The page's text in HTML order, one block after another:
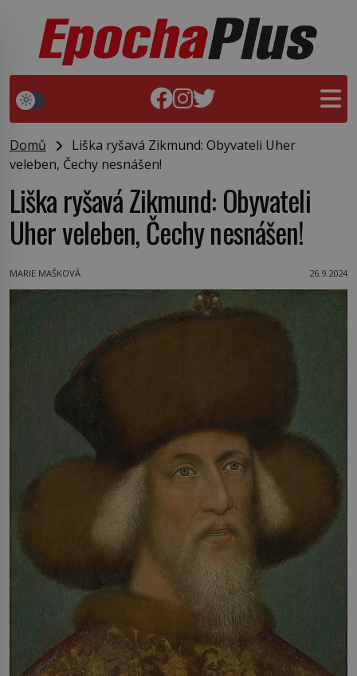
Domů
Liška ryšavá Zikmund: Obyvateli Uher
veleben, Čechy nesnášen!
Liška ryšavá Zikmund: Obyvateli
Uher veleben, Čechy nesnášen!
MARIE MAŠKOVÁ 26.9.2024